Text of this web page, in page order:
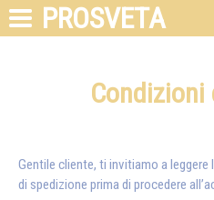
PROSVETA
Gentile cliente, ti invitiamo a
di spedizione prima di procedere